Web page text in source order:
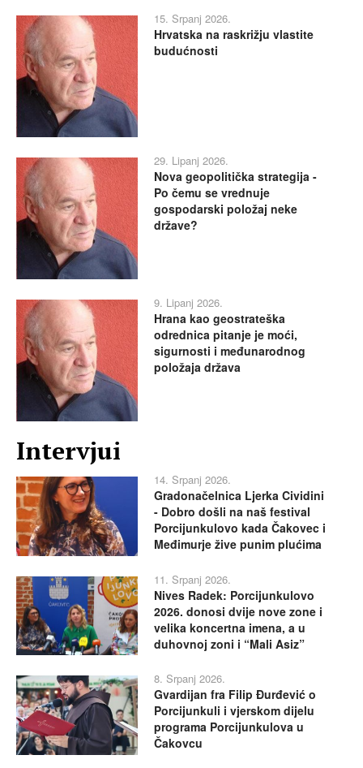
15. Srpanj 2026.
Hrvatska na raskrižju vlastite
budućnosti
29. Lipanj 2026.
Nova geopolitička strategija -
Po čemu se vrednuje
gospodarski položaj neke
države?
9. Lipanj 2026.
Hrana kao geostrateška
odrednica pitanje je moći,
sigurnosti i međunarodnog
položaja država
Intervjui
14. Srpanj 2026.
Gradonačelnica Ljerka Cividini
- Dobro došli na naš festival
Porcijunkulovo kada Čakovec i
Međimurje žive punim plućima
11. Srpanj 2026.
Nives Radek: Porcijunkulovo
2026. donosi dvije nove zone i
velika koncertna imena, a u
duhovnoj zoni i “Mali Asiz”
8. Srpanj 2026.
Gvardijan fra Filip Đurđević o
Porcijunkuli i vjerskom dijelu
programa Porcijunkulova u
Čakovcu